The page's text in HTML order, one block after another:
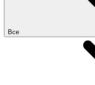
Все